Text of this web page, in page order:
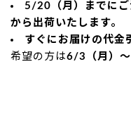
5/20（月）までに
から出荷いたします。
すぐにお届けの代金
希望の方は6/3（月）